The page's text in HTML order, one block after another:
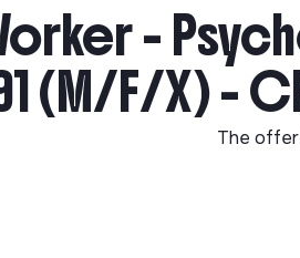
-
(M/F/X) -
The